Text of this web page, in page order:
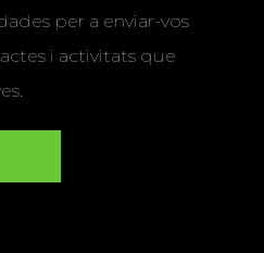
per a enviar-vos
i activitats que